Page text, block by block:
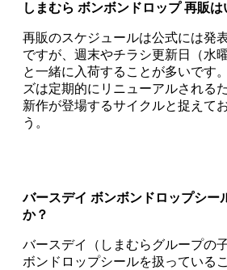
しまむら ボンボンドロップ 再販は
再販のスケジュールは公式には発
ですが、週末やチラシ更新日（水
と一緒に入荷することが多いです
ズは定期的にリニューアルされる
新作が登場するサイクルと捉えて
う。
バースデイ ボンボンドロップシー
か？
バースデイ（しまむらグループの
ボンドロップシールを扱っている